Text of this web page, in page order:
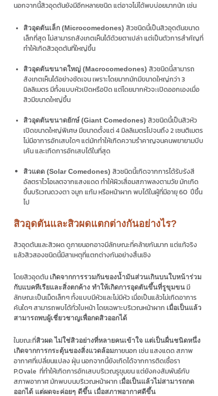
นอกจากนี้สิวอุดตันยังมีอีกหลายชนิด แต่อาจไม่ได้พบบ่อยมากนัก เช่น
สิวอุดตันเล็ก (Microcomedones) สิวชนิดนี้เป็นสิวอุดตันขนาด
เล็กที่สุด ไม่สามารถสังเกตเห็นได้ด้วยตาเปล่า แต่เป็นตัวการสำคัญที่
ทำให้เกิดสิวอุดตันที่ใหญ่ขึ้น
สิวอุดตันขนาดใหญ่ (Macrocomedones) สิวชนิดนี้สามารถ
สังเกตเห็นได้อย่างชัดเจน เพราะโดยมากมักมีขนาดใหญ่กว่า 3
มิลลิเมตร มีทั้งแบบหัวเปิดหรือปิด แต่โดยมากหัวจะเปิดออกเองเมื่อ
สิวมีขนาดใหญ่ขึ้น
สิวอุดตันขนาดยักษ์ (Giant Comedones) สิวชนิดนี้เป็นสิวหัว
เปิดขนาดใหญ่พิเศษ มีขนาดตั้งแต่ 4 มิลลิเมตรไปจนถึง 2 เซนติเมตร
ไม่มีอาการอักเสบใดๆ แต่มักทำให้เกิดความรำคาญจนคนพยายามบีบ
เค้น และเกิดการอักเสบได้ในที่สุด
สิวแดด (Solar Comedones) สิวชนิดนี้เกิดจากการได้รับรังสี
อัลตราไวโอเลตจากแสงแดด ทำให้ผิวเสื่อมสภาพลงตามวัย มักเกิด
ขึ้นบริเวณดวงตา จมูก แก้ม หรือหน้าผาก พบได้ในผู้ที่มีอายุ 60 ปีขึ้น
ไป
สิวอุดตันและสิวผดแตกต่างกันอย่างไร?
สิวอุดตันและสิวผด ดูภายนอกอาจมีลักษณะที่คล้ายกันมาก แต่แท้จริง
แล้วสิวสองชนิดนี้มีสาเหตุที่แตกต่างกันอย่างสิ้นเชิง
โดยสิวอุดตัน เกิดจากการรวมกันของน้ำมันส่วนเกินบนใบหน้าร่วม
กับแบคทีเรียและสิ่งตกค้าง ทำให้เกิดการอุดตันขึ้นที่รูขุมขน มี
ลักษณะเป็นเม็ดเล็กๆ ทั้งแบบมีหัวและไม่มีหัว เมื่อเป็นแล้วไม่เกิดอาการ
คันใดๆ สามารถพบได้ทั่วใบหน้า โดยเฉพาะบริเวณหน้าผาก เมื่อเป็นแล้ว
สามารถพบผู้เชี่ยวชาญเพื่อกดสิวออกได้
ในขณะที่สิวผด ไม่ใช่สิวอย่างที่หลายคนเข้าใจ แต่เป็นผื่นชนิดหนึ่ง
เกิดจากการกระตุ้นของสิ่งแวดล้อมภายนอก เช่น แสงแดด สภาพ
อากาศที่เปลี่ยนแปลง ฝุ่น นอกจากนี้ยังเกิดได้จากการติดเชื้อรา
P.Ovale ที่ทำให้เกิดการอักเสบบริเวณรูขุมขน แต่ยังคงสัมพันธ์กับ
สภาพอากาศ มักพบบนบริเวณหน้าผาก เมื่อเป็นแล้วไม่สามารถกด
ออกได้ แต่ผดจะค่อยๆ ดีขึ้น เมื่อสภาพอากาศดีขึ้น